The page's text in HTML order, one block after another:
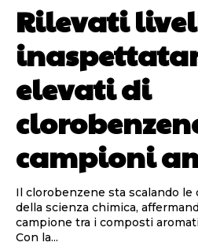
Rilevati
elevati di
campioni
Il clorobenzene sta scalando le
della scienza chimica,
campione tra i composti
Con la...